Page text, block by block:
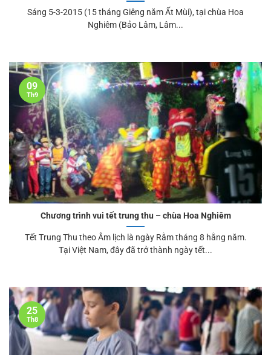
Sáng 5-3-2015 (15 tháng Giêng năm Ất Mùi), tại chùa Hoa
Nghiêm (Bảo Lâm, Lâm...
Chương trình vui tết trung thu – chùa Hoa Nghiêm
Tết Trung Thu theo Âm lịch là ngày Rằm tháng 8 hằng năm.
Tại Việt Nam, đây đã trở thành ngày tết...
09
Th9
25
Th8